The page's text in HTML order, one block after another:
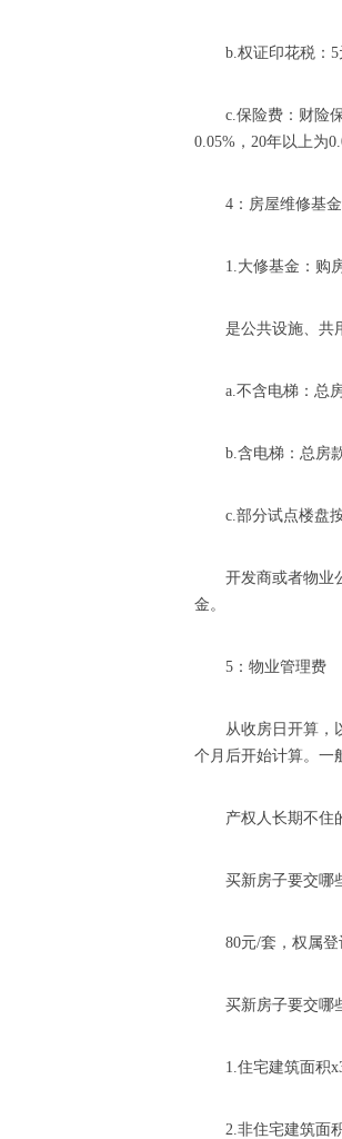
b.权证印花税：5
c.保险费：财险
0.05%，20年以上为
4：房屋维修基金
1.大修基金：购
是公共设施、共
a.不含电梯：总
b.含电梯：总房
c.部分试点楼盘
开发商或者物业
金。
5：物业管理费
从收房日开算，
个月后开始计算。一
产权人长期不住
买新房子要交哪
80元/套，权属登
买新房子要交哪
1.住宅建筑面积
2.非住宅建筑面